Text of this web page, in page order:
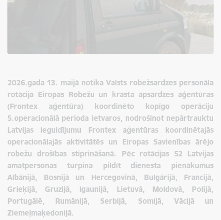
2026.gada 13. maijā notika Valsts robežsardzes personāla
rotācija Eiropas Robežu un krasta apsardzes aģentūras
(Frontex aģentūra) koordinēto kopīgo operāciju
5.operacionālā perioda ietvaros, nodrošinot nepārtrauktu
Latvijas ieguldījumu Frontex aģentūras koordinētajās
operacionālajās aktivitātēs un Eiropas Savienības ārējo
robežu drošības stiprināšanā. Pēc rotācijas 52 Latvijas
amatpersonas turpina pildīt dienesta pienākumus
Albānijā, Bosnijā un Hercegovinā, Bulgārijā, Francijā,
Grieķijā, Gruzijā, Igaunijā, Lietuvā, Moldovā, Polijā,
Portugālē, Rumānijā, Serbijā, Somijā, Vācijā un
Ziemeļmaķedonijā.